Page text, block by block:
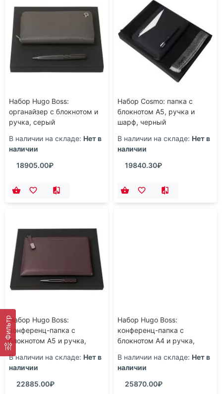
Фильтр
Набор Hugo Boss:
органайзер с блокнотом и
ручка, серый
В наличии на складе: Нет в
наличии
18905.00₽
Набор Cosmo: папка с
блокнотом А5, ручка и
шарф, черный
В наличии на складе: Нет в
наличии
19840.30₽
Набор Hugo Boss:
конференц-папка с
блокнотом А5 и ручка,
бордовый
В наличии на складе: Нет в
наличии
22885.00₽
Набор Hugo Boss:
конференц-папка с
блокнотом А4 и ручка,
В наличии на складе: Нет в
наличии
25870.00₽